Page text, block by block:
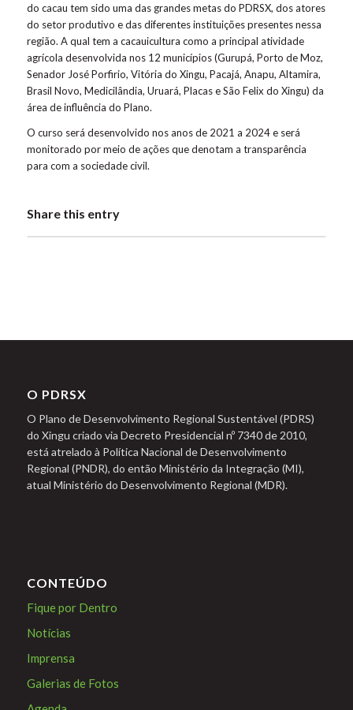
do cacau tem sido uma das grandes metas do PDRSX, dos atores
do setor produtivo e das diferentes instituições presentes nessa
região. A qual tem a cacauicultura como a principal atividade
agrícola desenvolvida nos 12 municípios (Gurupá, Porto de Moz,
Senador José Porfirio, Vitória do Xingu, Pacajá, Anapu, Altamira,
Brasil Novo, Medicilândia, Uruará, Placas e São Felix do Xingu) da
área de influência do Plano.
O curso será desenvolvido nos anos de 2021 a 2024 e será
monitorado por meio de ações que denotam a transparência
para com a sociedade civil.
Share this entry
O PDRSX
O Plano de Desenvolvimento Regional Sustentável (PDRS)
do Xingu criado via Decreto Presidencial nº 7340 de 2010,
está atrelado à Política Nacional de Desenvolvimento
Regional (PNDR), do então Ministério da Integração (MI),
atual Ministério do Desenvolvimento Regional (MDR).
CONTEÚDO
Fique por Dentro
Notícias
Imprensa
Galerias de Fotos